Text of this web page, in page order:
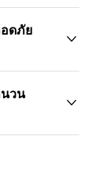
ดภัย

วน
